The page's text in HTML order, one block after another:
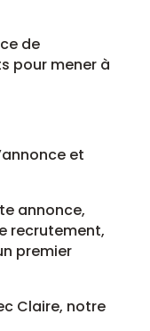
de
pour mener à
et
annonce,
recrutement,
premier
Claire, notre